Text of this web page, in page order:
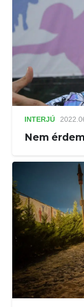
INTERJÚ
Nem